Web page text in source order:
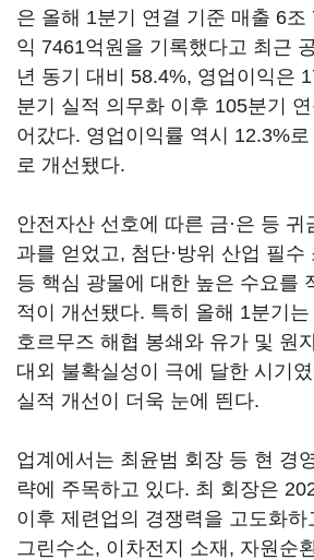
은 올해 1분기 연결 기준 매출 6조
익 7461억원을 기록했다고 최근
년 동기 대비 58.4%, 영업이익은
분기 실적 의무화 이후 105분기 연
어갔다. 영업이익률 역시 12.3%
로 개선됐다.
안전자산 선호에 따른 금·은 등 귀
과를 얻었고, 첨단·방위 산업 필수
등 핵심 광물에 대한 높은 수요를
적이 개선됐다. 특히 올해 1분기
호르무즈 해협 봉쇄와 유가 및 원
대외 불확실성이 극에 달한 시기
실적 개선이 더욱 눈에 띈다.
업계에서는 최윤범 회장 등 현 경
략에 주목하고 있다. 최 회장은
이후 제련업의 경쟁력을 고도화하
그린수소, 이차전지 소재, 자원순